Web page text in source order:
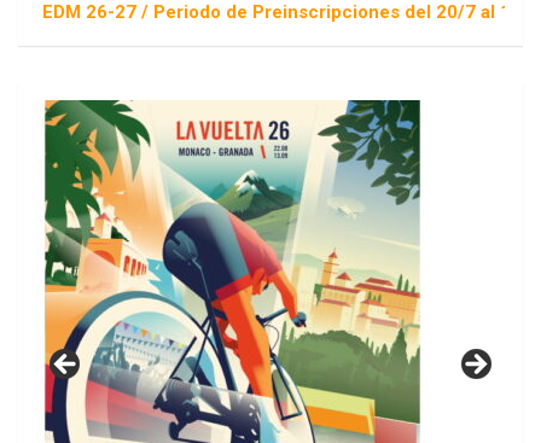
26-27 / Periodo de Preinscripciones del 20/7 al 16/8 /